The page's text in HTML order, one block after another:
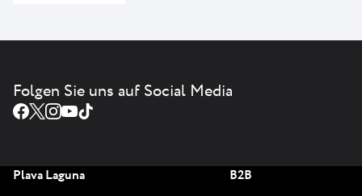
Namen –
Hotel
Dieses
Folgen Sie uns auf Social Media
Plava Laguna B2B